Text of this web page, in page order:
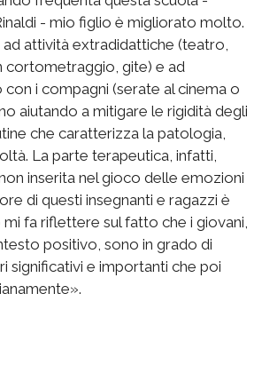
- mio figlio è migliorato molto.
attività extradidattiche (teatro,
cortometraggio, gite) e ad
i compagni (serate al cinema o
aiutando a mitigare le rigidità degli
che caratterizza la patologia,
La parte terapeutica, infatti,
inserita nel gioco delle emozioni
di questi insegnanti e ragazzi è
fa riflettere sul fatto che i giovani,
positivo, sono in grado di
significativi e importanti che poi